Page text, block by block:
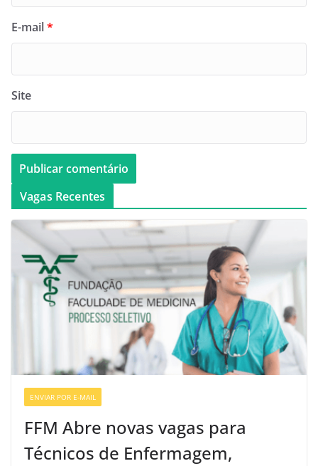
E-mail*
Site
Vagas Recentes
ENVIAR POR E-MAIL
FFM Abre novas vagas para
Técnicos de Enfermagem,